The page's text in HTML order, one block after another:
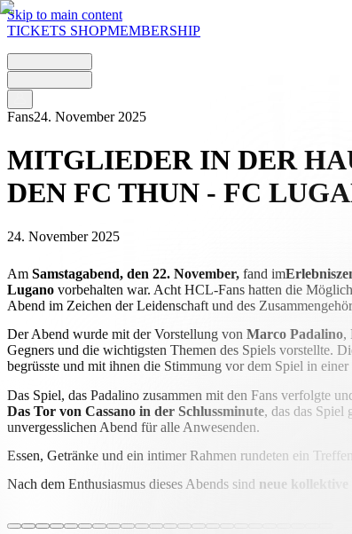
Skip to main content
TICKETS SHOPMEMBERSHIP
Fans24. November 2025
MITGLIEDER IN DER
DEN FC THUN - FC
24. November 2025
Am Samstagabend, den 22. November, fand im
Lugano vorbehalten war. Acht HCL-Fans hatten die
Abend im Zeichen der Leidenschaft und des
Der Abend wurde mit der Vorstellung von Marco Padalino,
Gegners und die wichtigsten Themen des Spiels vorstellte.
begrüsste und mit ihnen die Stimmung vor dem Spiel in
Das Spiel, das Padalino zusammen mit den Fans verfolgte
Das Tor von Cassano in der Schlussminute, das das Spiel
unvergesslichen Abend für alle Anwesenden.
Essen, Getränke und ein intimer Rahmen rundeten ein
Nach dem Enthusiasmus dieses Abends sind neue